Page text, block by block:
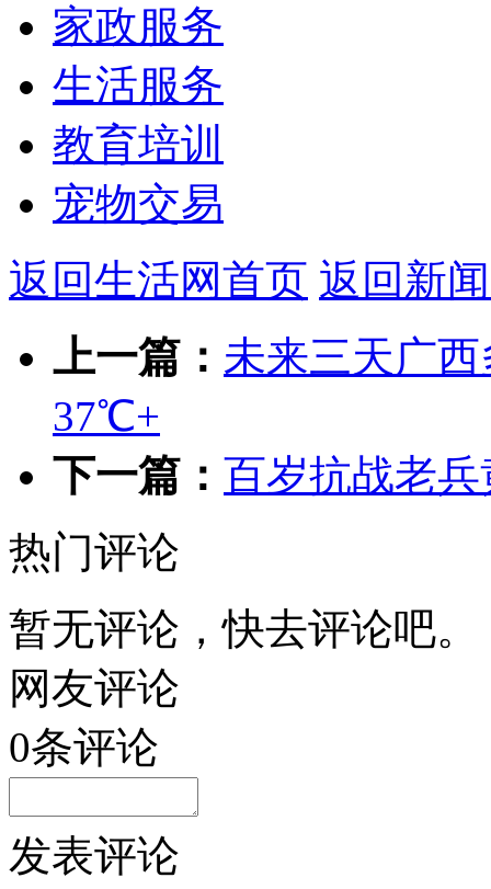
家政服务
生活服务
教育培训
宠物交易
返回生活网首页 返回新
上一篇： 未来三天广
37℃+
下一篇： 百岁抗战老
热门评论
暂无评论，快去评论吧。
网友评论
0条评论
发表评论